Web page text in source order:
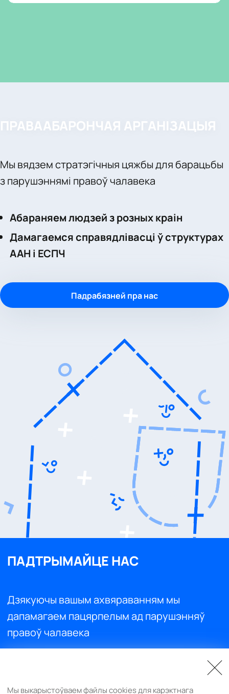
ПРАВААБАРОНЧАЯ АРГАНІЗАЦЫЯ
Мы вядзем стратэгічныя цяжбы для барацьбы
з парушэннямі правоў чалавека
Абараняем людзей з розных краін
Дамагаемся справядлівасці ў структурах
ААН і ЕСПЧ
Падрабязней пра нас
ПАДТРЫМАЙЦЕ НАС
Дзякуючы вашым ахвяраванням мы
дапамагаем пацярпелым ад парушэнняў
правоў чалавека
Мы выкарыстоўваем файлы cookies для карэктнага